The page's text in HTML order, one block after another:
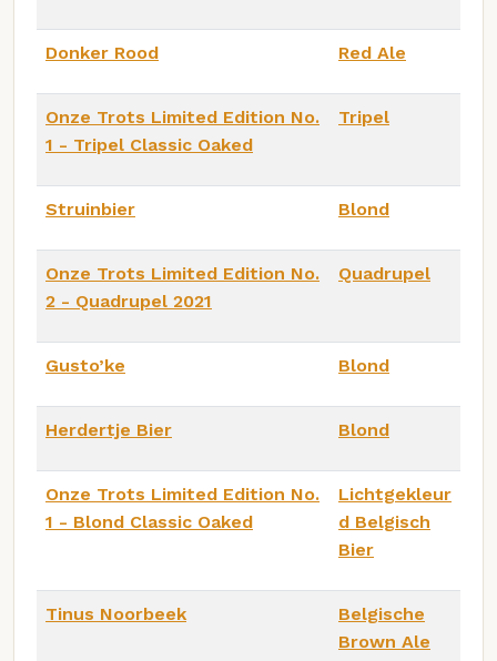
Donker Rood Red Ale
Onze Trots Limited Edition No.
1 - Tripel Classic Oaked
Tripel
Struinbier Blond
Onze Trots Limited Edition No.
2 - Quadrupel 2021
Quadrupel
Gusto’ke Blond
Herdertje Bier Blond
Onze Trots Limited Edition No.
1 - Blond Classic Oaked
Lichtgekleur
d Belgisch
Bier
Tinus Noorbeek
Belgische
Brown Ale